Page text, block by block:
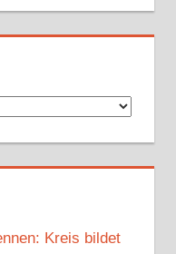
Kreis bildet